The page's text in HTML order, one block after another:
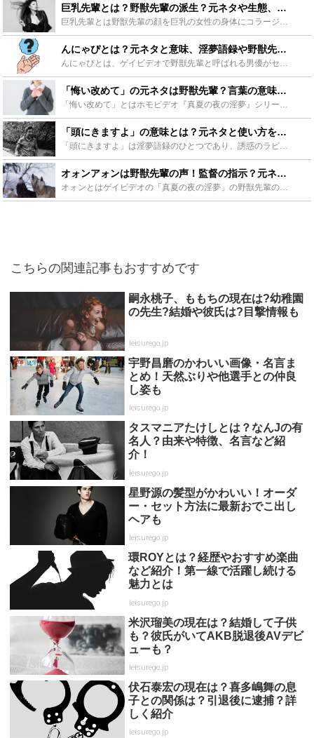
巨乳先輩とは？野獣先輩の派生？元ネタや生態、生殖方法をご紹介！ - Leisurego(レジャーゴー)
巨乳先輩とは野獣先輩の顔を巨乳の女性の身体にコラージュで貼り付けて作った画像およびキャラクターのことです。巨乳先輩は卵を産む、男性を襲って有性生殖をするなど独特な設定が付けられています。巨乳先輩の生...
んにゃぴとは？元ネタと意味、淫夢語録や野獣先輩についても紹介！ - Leisurego(レジャーゴー)
んにゃぴとは、ゲイビデオで野獣先輩と呼ばれる男優がセリフを言い間違え、しかしそれが面白かったのでネットで流行ったフレーズです。この記事ではそんなセリフの元ネタや使い方、そしてそれが収録されている淫夢...
「悔い改めて」の元ネタは野獣先輩？言葉の意味や空耳淫夢語録など紹介 - Leisurego(レジャーゴー)
「悔い改めて」とはホモビデオ『真夏の夜の淫夢』シリーズの第四章にて、野獣先輩による発言の空耳から生まれた言葉です。ネット上で人気の“淫夢語録”の1つとしても知られています。この記事では「悔い改めて」...
「頭にきますよ」の意味とは？元ネタと使い方を紹介！野獣先輩の淫夢語録も！ - Leisurego(レジャーゴー)
「頭にきますよ」は淫夢語録のひとつであり、誘惑のラビリンス第3章での野獣先輩のセリフです。「頭にきますよ」は使い勝手が良いことから人気の淫夢語録のひとつです。この記事では、「頭にきますよ」の意味や元...
オォンアォンは野獣先輩の声！監督の指示？元ネタや使い方を紹介！ - Leisurego(レジャーゴー)
オォンとはゲイビデオの「真夏の夜の淫夢」の野獣先輩の喘ぎ声です。独特の喘ぎ声は様々なネタで使われ話題となりました。オォンがTwitterのトレンド入りした時には、実際は違うものの誰もが野獣先輩のオォ...
こちらの関連記事もおすすめです
嗣永桃子、ももちの現在は?幼稚園
の先生?結婚や彼氏は?目撃情報も
leisurego.jp
宇野昌磨のかわいい画像・名言ま
とめ！天然ぶりや他選手との仲良
し姿も
leisurego.jp
タスマニアたけしとは？なんJの有
名人？由来や特徴、名言など紹
介！
leisurego.jp
星野源の髪型がかわいい！オーダ
ー・セット方法に最新おでこ出し
ヘアも
leisurego.jp
環ROYとは？経歴やおすすめ楽曲
など紹介！第一線で活躍し続ける
魅力とは
leisurego.jp
米沢瑠美の現在は？結婚して子供
も？彼氏がいてAKB脱退後AVデビ
ューも？
leisurego.jp
伏石泰宏の現在は？喜多嶋舞の息
子との関係は？引退後に逮捕？詳
しく紹介
leisurego.jp